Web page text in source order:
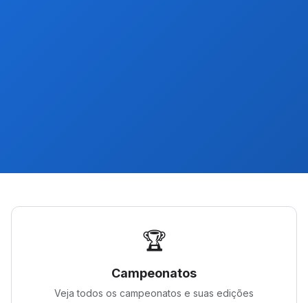
🏆
Campeonatos
Veja todos os campeonatos e suas edições